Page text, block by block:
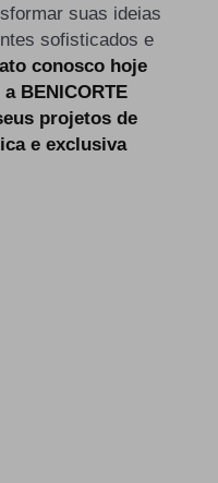
suas ideias
sofisticados e
conosco hoje
BENICORTE
projetos de
e exclusiva